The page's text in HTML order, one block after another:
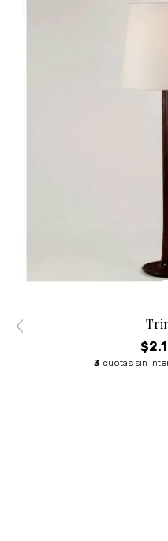
3 cuotas sin